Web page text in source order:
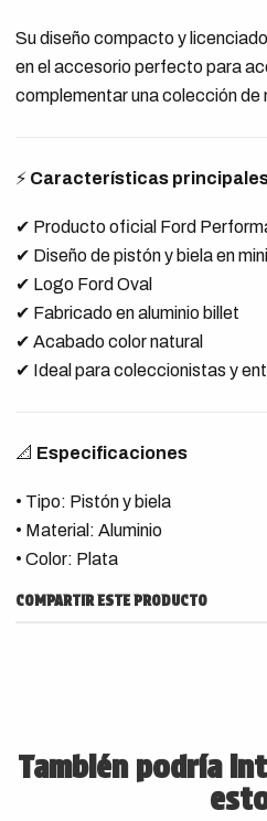
Su diseño compacto y
en el accesorio perfecto para
complementar una colección
⚡ Características
✔ Producto oficial Ford
✔ Diseño de pistón y biela en
✔ Logo Ford Oval
✔ Fabricado en aluminio billet
✔ Acabado color natural
✔ Ideal para coleccionistas y
📐 Especificaciones
• Tipo: Pistón y biela
• Material: Aluminio
• Color: Plata
COMPARTIR ESTE PRODUCTO
También podría